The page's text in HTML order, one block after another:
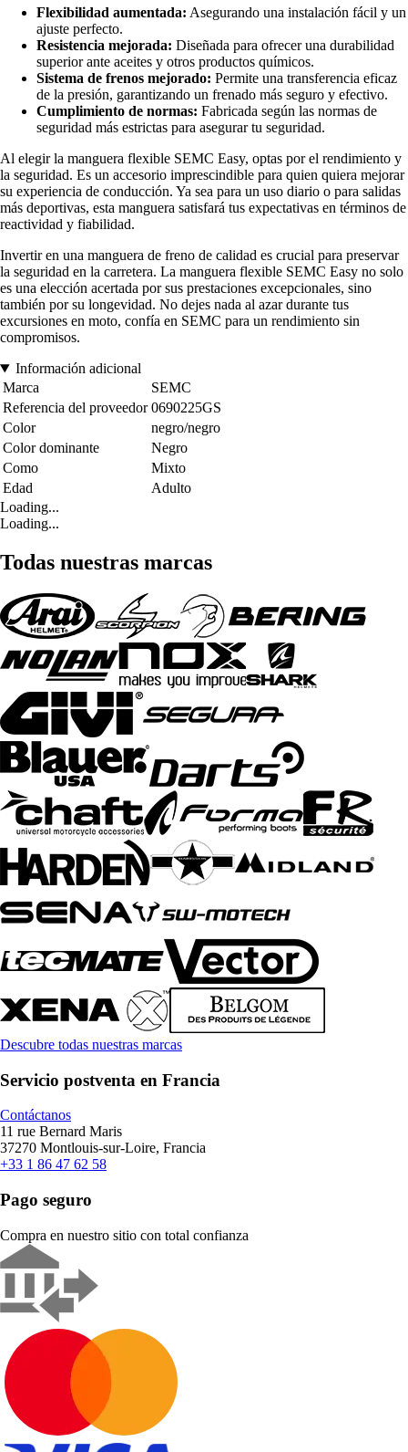
Flexibilidad aumentada: Asegurando una instalación fácil y un
ajuste perfecto.
Resistencia mejorada: Diseñada para ofrecer una durabilidad
superior ante aceites y otros productos químicos.
Sistema de frenos mejorado: Permite una transferencia eficaz
de la presión, garantizando un frenado más seguro y efectivo.
Cumplimiento de normas: Fabricada según las normas de
seguridad más estrictas para asegurar tu seguridad.
Al elegir la manguera flexible SEMC Easy, optas por el rendimiento y
la seguridad. Es un accesorio imprescindible para quien quiera mejorar
su experiencia de conducción. Ya sea para un uso diario o para salidas
más deportivas, esta manguera satisfará tus expectativas en términos de
reactividad y fiabilidad.
Invertir en una manguera de freno de calidad es crucial para preservar
la seguridad en la carretera. La manguera flexible SEMC Easy no solo
es una elección acertada por sus prestaciones excepcionales, sino
también por su longevidad. No dejes nada al azar durante tus
excursiones en moto, confía en SEMC para un rendimiento sin
compromisos.
Información adicional
Marca
SEMC
Referencia del proveedor 0690225GS
Color
negro/negro
Color dominante
Negro
Como
Mixto
Edad
Adulto
Loading...
Loading...
Todas nuestras marcas
Descubre todas nuestras marcas
Servicio postventa en Francia
Contáctanos
11 rue Bernard Maris
37270 Montlouis-sur-Loire, Francia
+33 1 86 47 62 58
Pago seguro
Compra en nuestro sitio con total confianza